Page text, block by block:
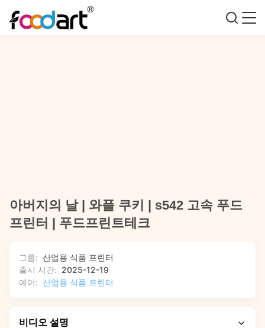
아버지의 날 | 와플 쿠키 | s542 고속 푸드
프린터 | 푸드프린트테크
그룹: 산업용 식품 프린터
출시 시간: 2025-12-19
예어: 산업용 식품 프린터
비디오 설명